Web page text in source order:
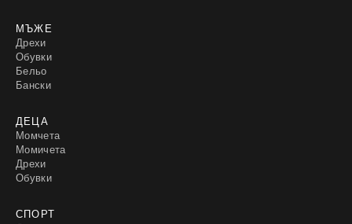
МЪЖЕ
Дрехи
Обувки
Бельо
Бански
ДЕЦА
Момчета
Момичета
Дрехи
Обувки
СПОРТ